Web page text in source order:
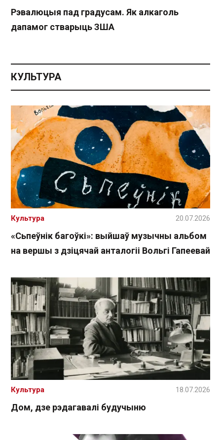
Рэвалюцыя пад градусам. Як алкаголь
дапамог стварыць ЗША
КУЛЬТУРА
«Сьпеўнік багоўкі»: выйшаў музычны альбом
на вершы з дзіцячай анталогіі Вольгі Гапеевай
Культура 20.07.2026
Дом, дзе рэдагавалі будучыню
Культура 18.07.2026